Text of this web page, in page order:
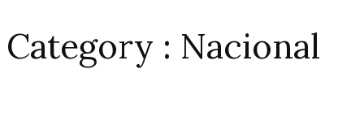
Category : Nacional